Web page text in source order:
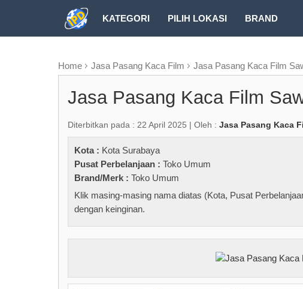
KATEGORI PILIH LOKASI BRAND
Home
Jasa Pasang Kaca Film Jasa Pasang Kaca Film
Jasa Pasang Kaca Film
Diterbitkan pada : 22 April 2025 | Oleh : Jasa Pasang Kaca
Kota : Kota Surabaya
Pusat Perbelanjaan : Toko Umum
Brand/Merk : Toko Umum
Klik masing-masing nama diatas (Kota, Pusat
dengan keinginan.